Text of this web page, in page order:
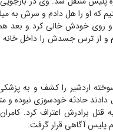
که او را هل دادم و سرش به
و روی خودش خالی کرد و بعد
از ترس جسدش را داخل خانه
اردشیر را کشف و به پزشکی
حادثه خودسوزی نبوده و
برادرش اعتراف کرد.
پلیس آگاهی قرار گرفت.